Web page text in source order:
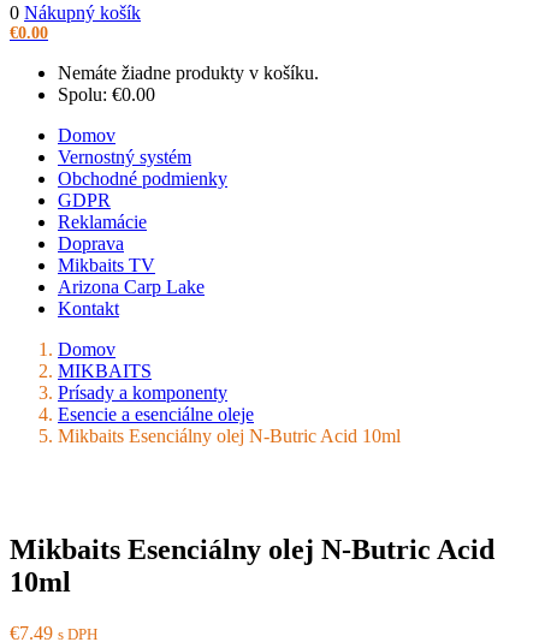
0 Nákupný košík
€0.00
Nemáte žiadne produkty v košíku.
Spolu: €0.00
Domov
Vernostný systém
Obchodné podmienky
GDPR
Reklamácie
Doprava
Mikbaits TV
Arizona Carp Lake
Kontakt
Domov
MIKBAITS
Prísady a komponenty
Esencie a esenciálne oleje
Mikbaits Esenciálny olej N-Butric Acid 10ml
Mikbaits Esenciálny olej N-Butric Acid
10ml
€7.49 s DPH